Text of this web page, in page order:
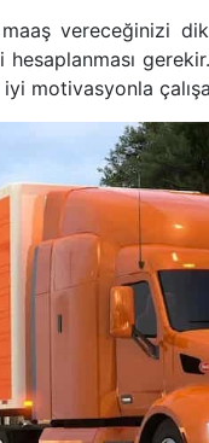
vereceğinizi
motivasyonla